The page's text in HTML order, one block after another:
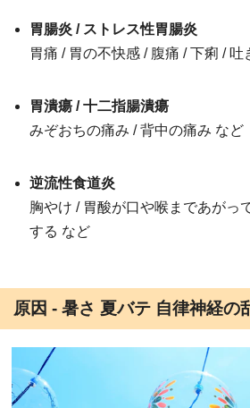
胃腸炎 / ストレス性胃腸炎
胃痛 / 胃の不快感 / 腹痛 / 下痢 / 吐
胃潰瘍 / 十二指腸潰瘍
みぞおちの痛み / 背中の痛み など
逆流性食道炎
胸やけ / 胃酸が口や喉まであがっ
する など
原因 - 暑さ 夏バテ 自律神経の